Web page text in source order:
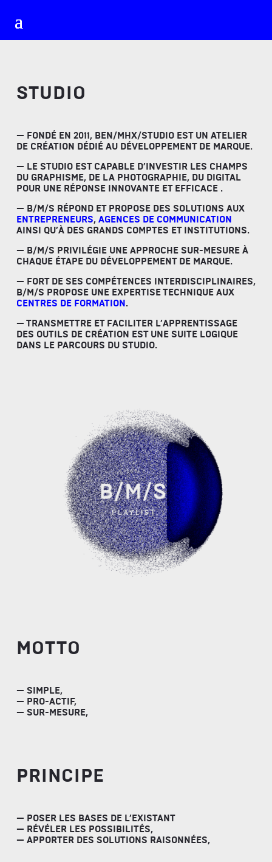
STUDIO
— FONDÉ EN 2011, BEN/MHX/STUDIO EST UN ATELIER
DE CRÉATION DÉDIÉ AU DÉVELOPPEMENT DE MARQUE.
— LE STUDIO EST CAPABLE D’INVESTIR LES CHAMPS
DU GRAPHISME, DE LA PHOTOGRAPHIE, DU DIGITAL
POUR UNE RÉPONSE INNOVANTE ET EFFICACE .
— B/M/S RÉPOND ET PROPOSE DES SOLUTIONS AUX
ENTREPRENEURS,AGENCES DE COMMUNICATION
AINSI QU’À DES GRANDS COMPTES ET INSTITUTIONS.
— B/M/S PRIVILÉGIE UNE APPROCHE SUR-MESURE À
CHAQUE ÉTAPE DU DÉVELOPPEMENT DE MARQUE.
— FORT DE SES COMPÉTENCES INTERDISCIPLINAIRES,
B/M/S PROPOSE UNE EXPERTISE TECHNIQUE AUX
CENTRES DE FORMATION.
— TRANSMETTRE ET FACILITER L’APPRENTISSAGE
DES OUTILS DE CRÉATION EST UNE SUITE LOGIQUE
DANS LE PARCOURS DU STUDIO.
MOTTO
— SIMPLE,
— PRO-ACTIF,
— SUR-MESURE,
PRINCIPE
— POSER LES BASES DE L’EXISTANT
— RÉVÉLER LES POSSIBILITÉS,
— APPORTER DES SOLUTIONS RAISONNÉES,